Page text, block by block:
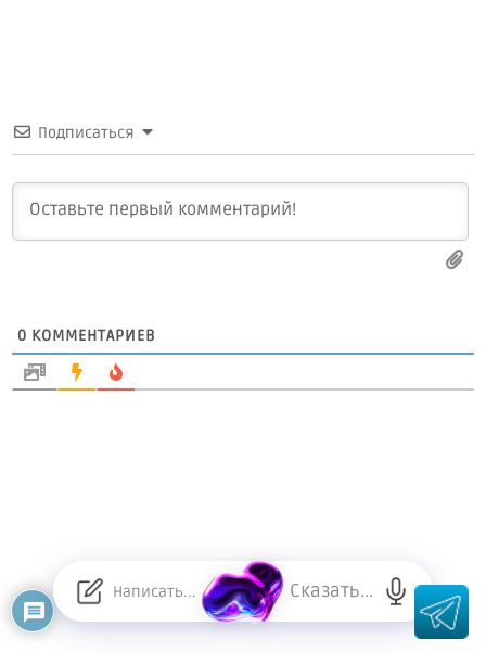
Подписаться
0 КОММЕНТАРИЕВ
Сказать...